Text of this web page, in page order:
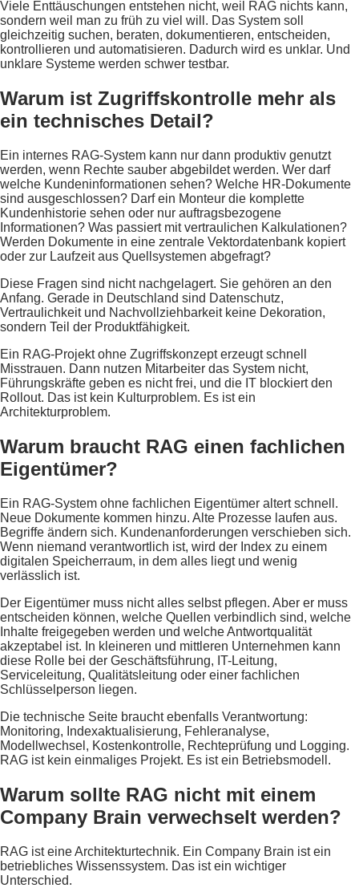
Viele Enttäuschungen entstehen nicht, weil RAG nichts kann,
sondern weil man zu früh zu viel will. Das System soll
gleichzeitig suchen, beraten, dokumentieren, entscheiden,
kontrollieren und automatisieren. Dadurch wird es unklar. Und
unklare Systeme werden schwer testbar.
Warum ist Zugriffskontrolle mehr als
ein technisches Detail?
Ein internes RAG-System kann nur dann produktiv genutzt
werden, wenn Rechte sauber abgebildet werden. Wer darf
welche Kundeninformationen sehen? Welche HR-Dokumente
sind ausgeschlossen? Darf ein Monteur die komplette
Kundenhistorie sehen oder nur auftragsbezogene
Informationen? Was passiert mit vertraulichen Kalkulationen?
Werden Dokumente in eine zentrale Vektordatenbank kopiert
oder zur Laufzeit aus Quellsystemen abgefragt?
Diese Fragen sind nicht nachgelagert. Sie gehören an den
Anfang. Gerade in Deutschland sind Datenschutz,
Vertraulichkeit und Nachvollziehbarkeit keine Dekoration,
sondern Teil der Produktfähigkeit.
Ein RAG-Projekt ohne Zugriffskonzept erzeugt schnell
Misstrauen. Dann nutzen Mitarbeiter das System nicht,
Führungskräfte geben es nicht frei, und die IT blockiert den
Rollout. Das ist kein Kulturproblem. Es ist ein
Architekturproblem.
Warum braucht RAG einen fachlichen
Eigentümer?
Ein RAG-System ohne fachlichen Eigentümer altert schnell.
Neue Dokumente kommen hinzu. Alte Prozesse laufen aus.
Begriffe ändern sich. Kundenanforderungen verschieben sich.
Wenn niemand verantwortlich ist, wird der Index zu einem
digitalen Speicherraum, in dem alles liegt und wenig
verlässlich ist.
Der Eigentümer muss nicht alles selbst pflegen. Aber er muss
entscheiden können, welche Quellen verbindlich sind, welche
Inhalte freigegeben werden und welche Antwortqualität
akzeptabel ist. In kleineren und mittleren Unternehmen kann
diese Rolle bei der Geschäftsführung, IT-Leitung,
Serviceleitung, Qualitätsleitung oder einer fachlichen
Schlüsselperson liegen.
Die technische Seite braucht ebenfalls Verantwortung:
Monitoring, Indexaktualisierung, Fehleranalyse,
Modellwechsel, Kostenkontrolle, Rechteprüfung und Logging.
RAG ist kein einmaliges Projekt. Es ist ein Betriebsmodell.
Warum sollte RAG nicht mit einem
Company Brain verwechselt werden?
RAG ist eine Architekturtechnik. Ein Company Brain ist ein
betriebliches Wissenssystem. Das ist ein wichtiger
Unterschied.